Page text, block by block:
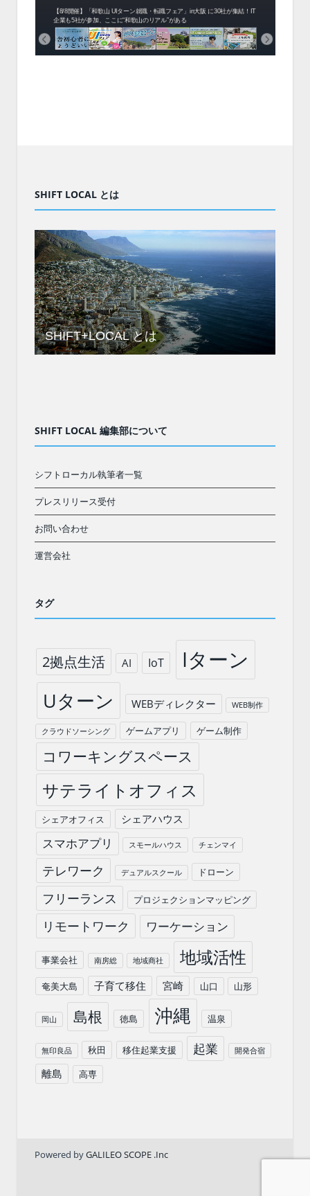
【8/8開催】「和歌山 UIターン就職・転職フェア」in大阪 に30社が集結！IT
企業も5社が参加、ここに“和歌山のリアル”がある
SHIFT LOCAL とは
SHIFT+LOCAL とは
SHIFT LOCAL 編集部について
シフトローカル執筆者一覧
プレスリリース受付
お問い合わせ
運営会社
タグ
2拠点生活 AI IoT Iターン
Uターン WEBディレクター WEB制作
クラウドソーシング ゲームアプリ ゲーム制作
コワーキングスペース
サテライトオフィス
シェアオフィス シェアハウス
スマホアプリ スモールハウス チェンマイ
テレワーク デュアルスクール ドローン
フリーランス プロジェクションマッピング
リモートワーク ワーケーション
事業会社 南房総 地域商社 地域活性
奄美大島 子育て移住 宮崎 山口 山形
岡山 島根 徳島 沖縄 温泉
無印良品 秋田 移住起業支援 起業 開発合宿
離島 高専
Powered byGALILEO SCOPE .Inc